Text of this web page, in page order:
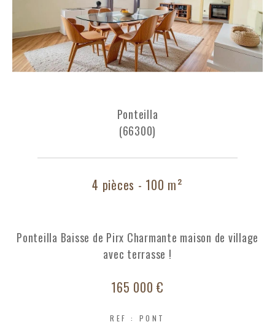
Ponteilla
(66300)
4 pièces - 100 m²
Ponteilla Baisse de Pirx Charmante maison de village
avec terrasse !
165 000 €
REF : PONT
Référence
AFFINER LES CRITÈRES
FILTRER PAR
COUPS DE COEUR EXCLUSIVITÉS